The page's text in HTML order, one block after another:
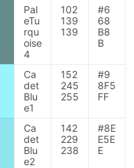
Pal
eTu
rqu
oise
4
102
139
139
#6
68
B8
B
Ca
det
Blu
e1
152
245
255
#9
8F5
FF
Ca
det
Blu
e2
142
229
238
#8E
E5E
E